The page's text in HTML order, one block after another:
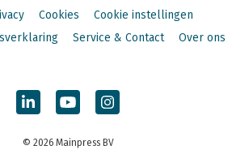
Cookies
Cookie instellingen
Service & Contact Over ons
© 2026 Mainpress BV